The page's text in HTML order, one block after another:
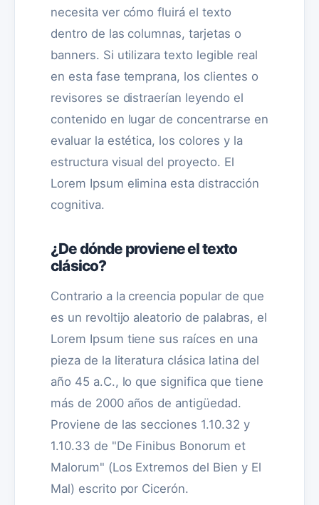
necesita ver cómo fluirá el texto
dentro de las columnas, tarjetas o
banners. Si utilizara texto legible real
en esta fase temprana, los clientes o
revisores se distraerían leyendo el
contenido en lugar de concentrarse en
evaluar la estética, los colores y la
estructura visual del proyecto. El
Lorem Ipsum elimina esta distracción
cognitiva.
¿De dónde proviene el texto
clásico?
Contrario a la creencia popular de que
es un revoltijo aleatorio de palabras, el
Lorem Ipsum tiene sus raíces en una
pieza de la literatura clásica latina del
año 45 a.C., lo que significa que tiene
más de 2000 años de antigüedad.
Proviene de las secciones 1.10.32 y
1.10.33 de "De Finibus Bonorum et
Malorum" (Los Extremos del Bien y El
Mal) escrito por Cicerón.